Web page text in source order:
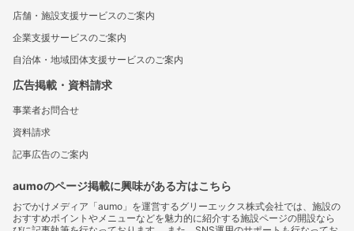
店舗・施設支援サービスのご案内
企業支援サービスのご案内
自治体・地域団体支援サービスのご案内
広告掲載・資料請求
事業者お問合せ
資料請求
記事広告のご案内
aumoのページ掲載に興味がある方はこちら
おでかけメディア「aumo」を運営するグリーエックス株式会社では、施設の
おすすめポイントやメニューなどを魅力的に紹介する施設ページの開設なら